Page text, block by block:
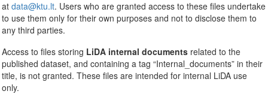
at data@ktu.lt. Users who are granted access to these files undertake
to use them only for their own purposes and not to disclose them to
any third parties.
Access to files storing LiDA internal documentsrelated to the
published dataset, and containing a tag “Internal_documents” in their
title, is not granted. These files are intended for internal LiDA use
only.